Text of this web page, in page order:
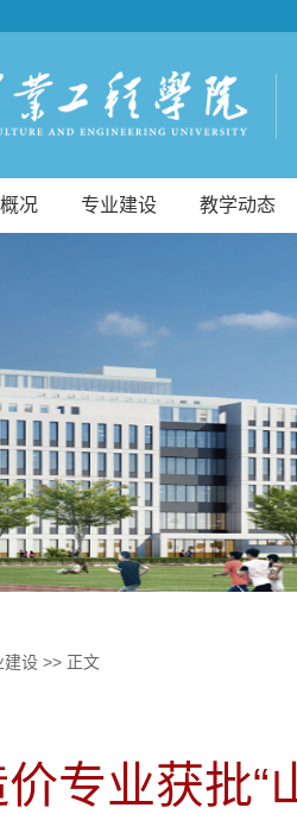
况 专业建设 教学动态
建设 >> 正文
专业获批